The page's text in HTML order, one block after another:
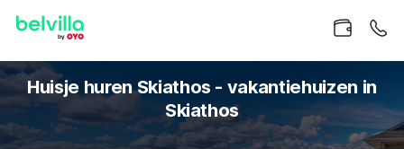
Huisje huren Skiathos - vakantiehuizen in
Skiathos